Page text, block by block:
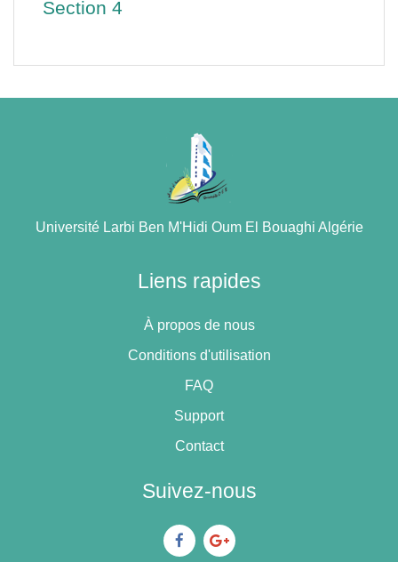
Section 4
Université Larbi Ben M'Hidi Oum El Bouaghi Algérie
Liens rapides
À propos de nous
Conditions d'utilisation
FAQ
Support
Contact
Suivez-nous